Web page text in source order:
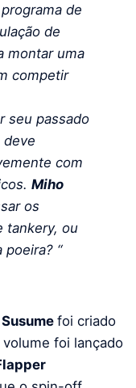
de
de
montar uma
competir
seu passado
deve
com
Miho
os
tankery, ou
poeira? “
foi criado
foi lançado